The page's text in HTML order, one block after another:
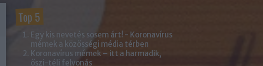
Top 5
Egy kis nevetés sosem árt! - Koronavírus
mémek a közösségi média térben
Koronavírus mémek – itt a harmadik,
őszi-téli felvonás